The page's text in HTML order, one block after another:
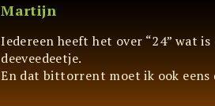
Martijn
Iedereen heeft het over “24” wat
deeveedeetje.
En dat bittorrent moet ik ook